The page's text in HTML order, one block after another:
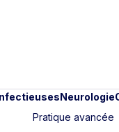
Neurologie
Pratique avancée